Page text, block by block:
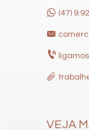
(47)
VEJA